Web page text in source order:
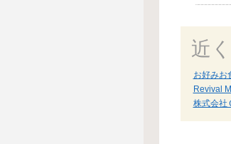
近
お好みお
Revival
株式会社